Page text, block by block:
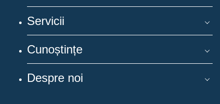
Servicii
Cunoștințe
Despre noi